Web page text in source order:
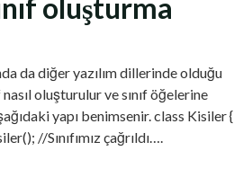
oluşturma
da diğer yazılım dillerinde olduğu
oluşturulur ve sınıf öğelerine
yapı benimsenir. class Kisiler {
//Sınıfımız çağrıldı….